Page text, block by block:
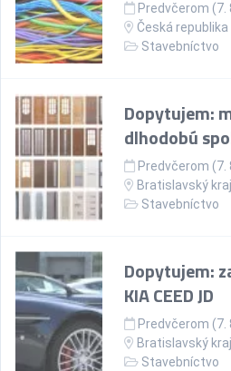
Predvčerom (7.
Česká republika
Stavebníctvo
Dopytujem:
dlhodobú
Predvčerom (7.
Bratislavský kraj
Stavebníctvo
Dopytujem:
KIA CEED JD
Predvčerom (7.
Bratislavský kraj
Stavebníctvo